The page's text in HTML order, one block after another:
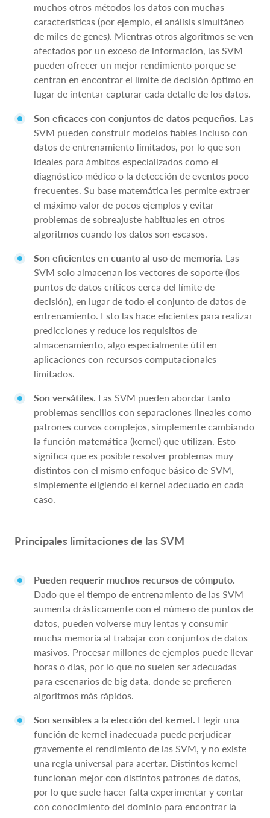
muchos otros métodos los datos con muchas
características (por ejemplo, el análisis simultáneo
de miles de genes). Mientras otros algoritmos se ven
afectados por un exceso de información, las SVM
pueden ofrecer un mejor rendimiento porque se
centran en encontrar el límite de decisión óptimo en
lugar de intentar capturar cada detalle de los datos.
Son eficaces con conjuntos de datos pequeños. Las
SVM pueden construir modelos fiables incluso con
datos de entrenamiento limitados, por lo que son
ideales para ámbitos especializados como el
diagnóstico médico o la detección de eventos poco
frecuentes. Su base matemática les permite extraer
el máximo valor de pocos ejemplos y evitar
problemas de sobreajuste habituales en otros
algoritmos cuando los datos son escasos.
Son eficientes en cuanto al uso de memoria. Las
SVM solo almacenan los vectores de soporte (los
puntos de datos críticos cerca del límite de
decisión), en lugar de todo el conjunto de datos de
entrenamiento. Esto las hace eficientes para realizar
predicciones y reduce los requisitos de
almacenamiento, algo especialmente útil en
aplicaciones con recursos computacionales
limitados.
Son versátiles. Las SVM pueden abordar tanto
problemas sencillos con separaciones lineales como
patrones curvos complejos, simplemente cambiando
la función matemática (kernel) que utilizan. Esto
significa que es posible resolver problemas muy
distintos con el mismo enfoque básico de SVM,
simplemente eligiendo el kernel adecuado en cada
caso.
Principales limitaciones de las SVM
Pueden requerir muchos recursos de cómputo.
Dado que el tiempo de entrenamiento de las SVM
aumenta drásticamente con el número de puntos de
datos, pueden volverse muy lentas y consumir
mucha memoria al trabajar con conjuntos de datos
masivos. Procesar millones de ejemplos puede llevar
horas o días, por lo que no suelen ser adecuadas
para escenarios de big data, donde se prefieren
algoritmos más rápidos.
Son sensibles a la elección del kernel. Elegir una
función de kernel inadecuada puede perjudicar
gravemente el rendimiento de las SVM, y no existe
una regla universal para acertar. Distintos kernel
funcionan mejor con distintos patrones de datos,
por lo que suele hacer falta experimentar y contar
con conocimiento del dominio para encontrar la